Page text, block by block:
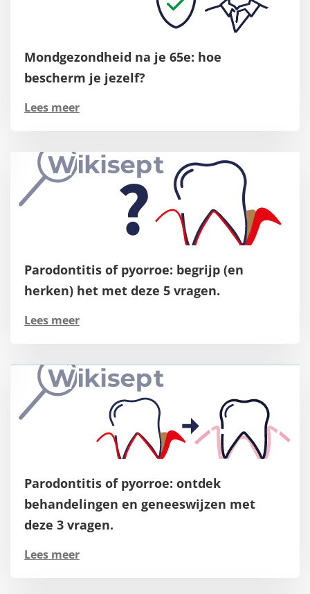
Mondgezondheid na je 65e: hoe
bescherm je jezelf?
Lees meer
Parodontitis of pyorroe: begrijp (en
herken) het met deze 5 vragen.
Lees meer
Parodontitis of pyorroe: ontdek
behandelingen en geneeswijzen met
deze 3 vragen.
Lees meer